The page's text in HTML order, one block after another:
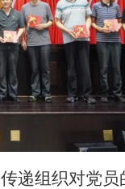
递组织对党员